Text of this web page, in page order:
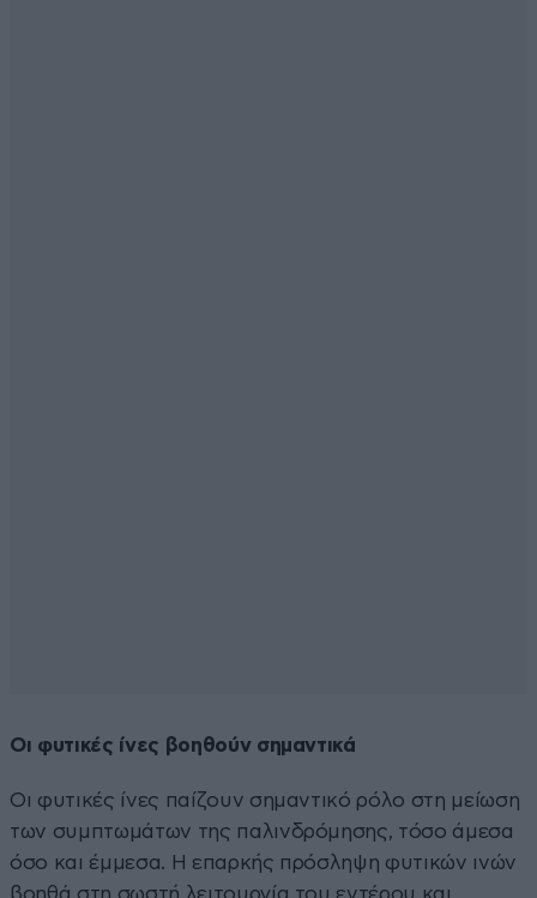
Οι φυτικές ίνες βοηθούν σημαντικά
Οι φυτικές ίνες παίζουν σημαντικό ρόλο στη μείωση
των συμπτωμάτων της παλινδρόμησης, τόσο άμεσα
όσο και έμμεσα. Η επαρκής πρόσληψη φυτικών ινών
βοηθά στη σωστή λειτουργία του εντέρου και